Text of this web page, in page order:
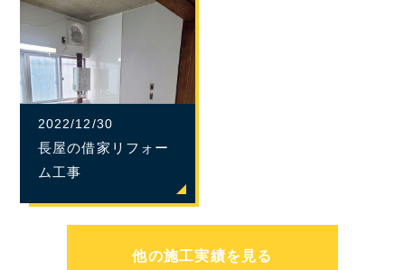
2022/12/30
長屋の借家リフォー
ム工事
他の施工実績を見る